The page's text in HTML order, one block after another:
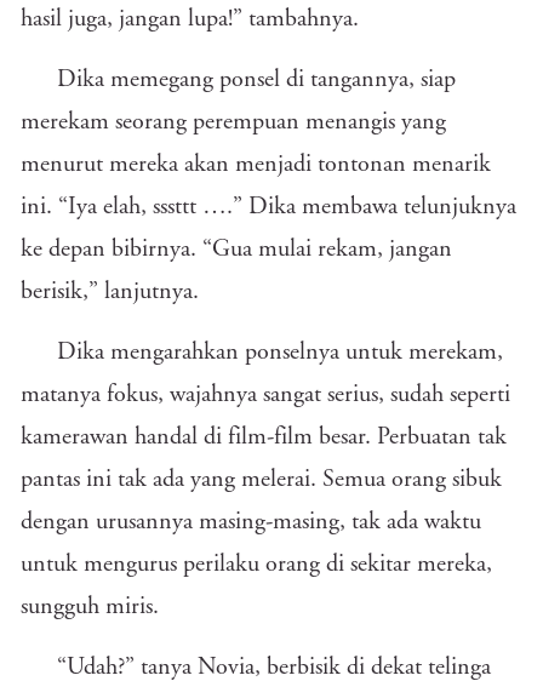
hasil juga, jangan lupa!” tambahnya.
Dika memegang ponsel di tangannya, siap
merekam seorang perempuan menangis yang
menurut mereka akan menjadi tontonan menarik
ini. “Iya elah, sssttt ….” Dika membawa telunjuknya
ke depan bibirnya. “Gua mulai rekam, jangan
berisik,” lanjutnya.
Dika mengarahkan ponselnya untuk merekam,
matanya fokus, wajahnya sangat serius, sudah seperti
kamerawan handal di film-film besar. Perbuatan tak
pantas ini tak ada yang melerai. Semua orang sibuk
dengan urusannya masing-masing, tak ada waktu
untuk mengurus perilaku orang di sekitar mereka,
sungguh miris.
“Udah?” tanya Novia, berbisik di dekat telinga